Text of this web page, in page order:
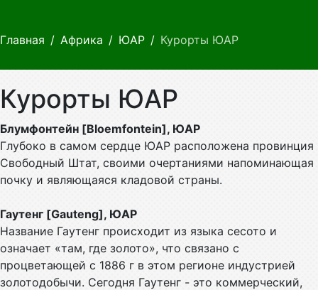
Главная Африка ЮАР Курорты ЮАР
Курорты ЮАР
Блумфонтейн [Bloemfontein], ЮАР
Глубоко в самом сердце ЮАР расположена провинция
Свободный Штат, своими очертаниями напоминающая
почку и являющаяся кладовой страны.
Гаутенг [Gauteng], ЮАР
Название Гаутенг происходит из языка сесото и
означает «там, где золото», что связано с
процветающей с 1886 г в этом регионе индустрией
золотодобычи. Сегодня Гаутенг - это коммерческий,